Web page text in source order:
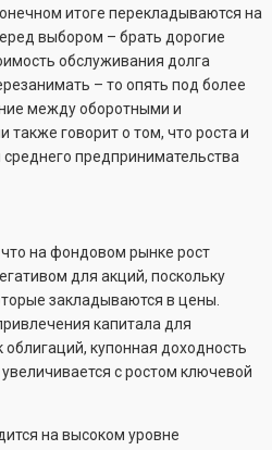
итоге перекладываются на
выбором – брать дорогие
обслуживания долга
– то опять под более
между оборотными и
говорит о том, что роста и
предпринимательства
на фондовом рынке рост
для акций, поскольку
закладываются в цены.
капитала для
купонная доходность
с ростом ключевой
на высоком уровне